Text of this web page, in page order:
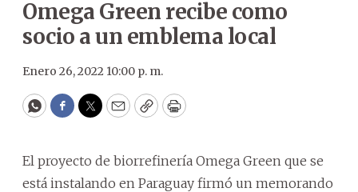
Omega Green recibe como
socio a un emblema local
Enero 26, 2022 10:00 p. m.
WhatsApp
Facebook
Twitter
EmailCopyPrint
El proyecto de biorrefinería Omega Green que se
está instalando en Paraguay firmó un memorando